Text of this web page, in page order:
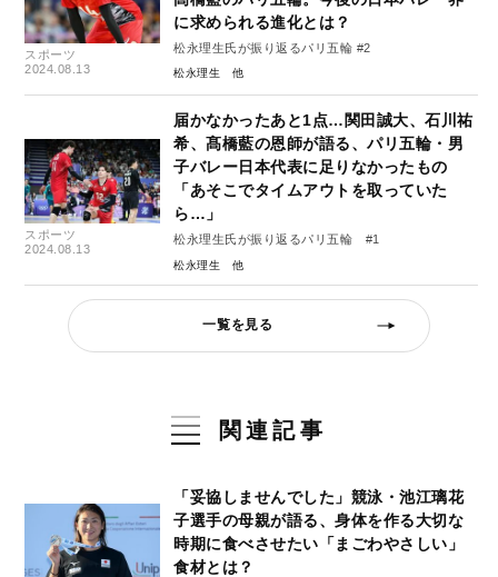
スポーツ
2024.08.13
に求められる進化とは？
松永理生氏が振り返るパリ五輪 #2
松永理生
スポーツ
2024.08.13
届かなかったあと1点…関田誠大、石川祐
希、髙橋藍の恩師が語る、パリ五輪・男
子バレー日本代表に足りなかったもの
「あそこでタイムアウトを取っていた
ら…」
松永理生氏が振り返るパリ五輪 #1
松永理生
一覧を見る
関連記事
「妥協しませんでした」競泳・池江璃花
子選手の母親が語る、身体を作る大切な
時期に食べさせたい「まごわやさしい」
食材とは？